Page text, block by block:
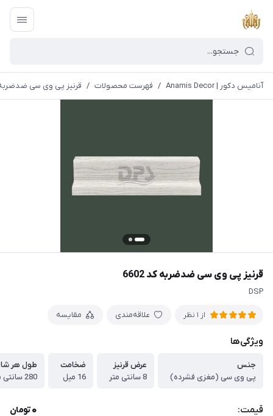
آنامیس دکور | Anamis Decor / فهرست محصولات / قرنیز پی وی سی ضدضربه کد
قرنیز پی وی سی ضدضربه کد 6602
DSP
از 1 نظر علاقه‌مندی مقایسه
ویژگی‌ها
جنس
پی وی سی (مغزی فشرده)
عرض قرنیز
8 سانتی متر
ضخامت
16 میل
طول هر
280 سانتی متر
قیمت: 0تومان